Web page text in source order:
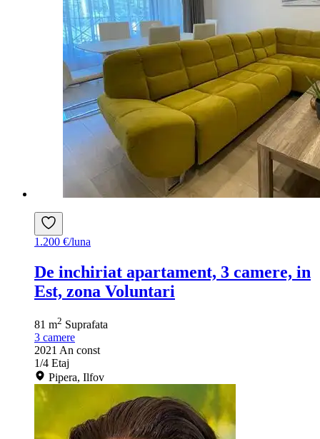
1.200 €/luna
De inchiriat apartament, 3 camere, in
Est, zona Voluntari
81 m2 Suprafata
3 camere
2021 An const
1/4 Etaj
Pipera, Ilfov